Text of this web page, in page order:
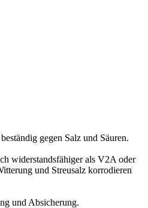
gegen Salz und Säuren.
widerstandsfähiger als V2A oder
und Streusalz korrodieren
und Absicherung.